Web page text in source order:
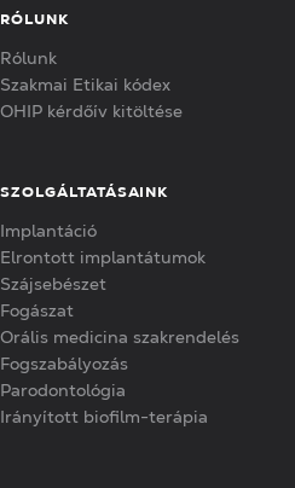
RÓLUNK
Rólunk
Szakmai Etikai kódex
OHIP kérdőív kitöltése
SZOLGÁLTATÁSAINK
Implantáció
Elrontott implantátumok
Szájsebészet
Fogászat
Orális medicina szakrendelés
Fogszabályozás
Parodontológia
Irányított biofilm-terápia